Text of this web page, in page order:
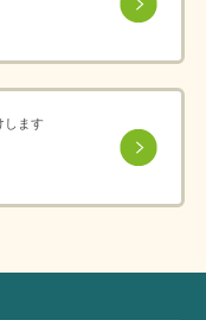
します